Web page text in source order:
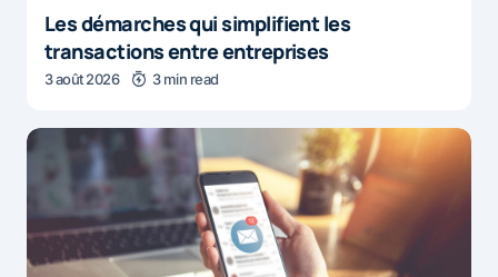
Les démarches qui simplifient les
transactions entre entreprises
3 août 2026 3 min read